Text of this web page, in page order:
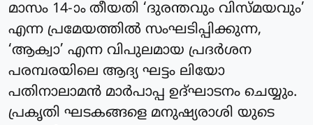
മാസം 14-ാം തീയതി ‘ദുരന്തവും വിസ്മയവും’
എന്ന പ്രമേയത്തില്‍ സംഘടിപ്പിക്കുന്ന,
‘ആക്വാ’ എന്ന വിപുലമായ പ്രദര്‍ശന
പരമ്പരയിലെ ആദ്യ ഘട്ടം ലിയോ
പതിനാലാമന്‍ മാര്‍പാപ്പ ഉദ്ഘാടനം ചെയ്യും.
പ്രകൃതി ഘടകങ്ങളെ മനുഷ്യരാശി യുടെ